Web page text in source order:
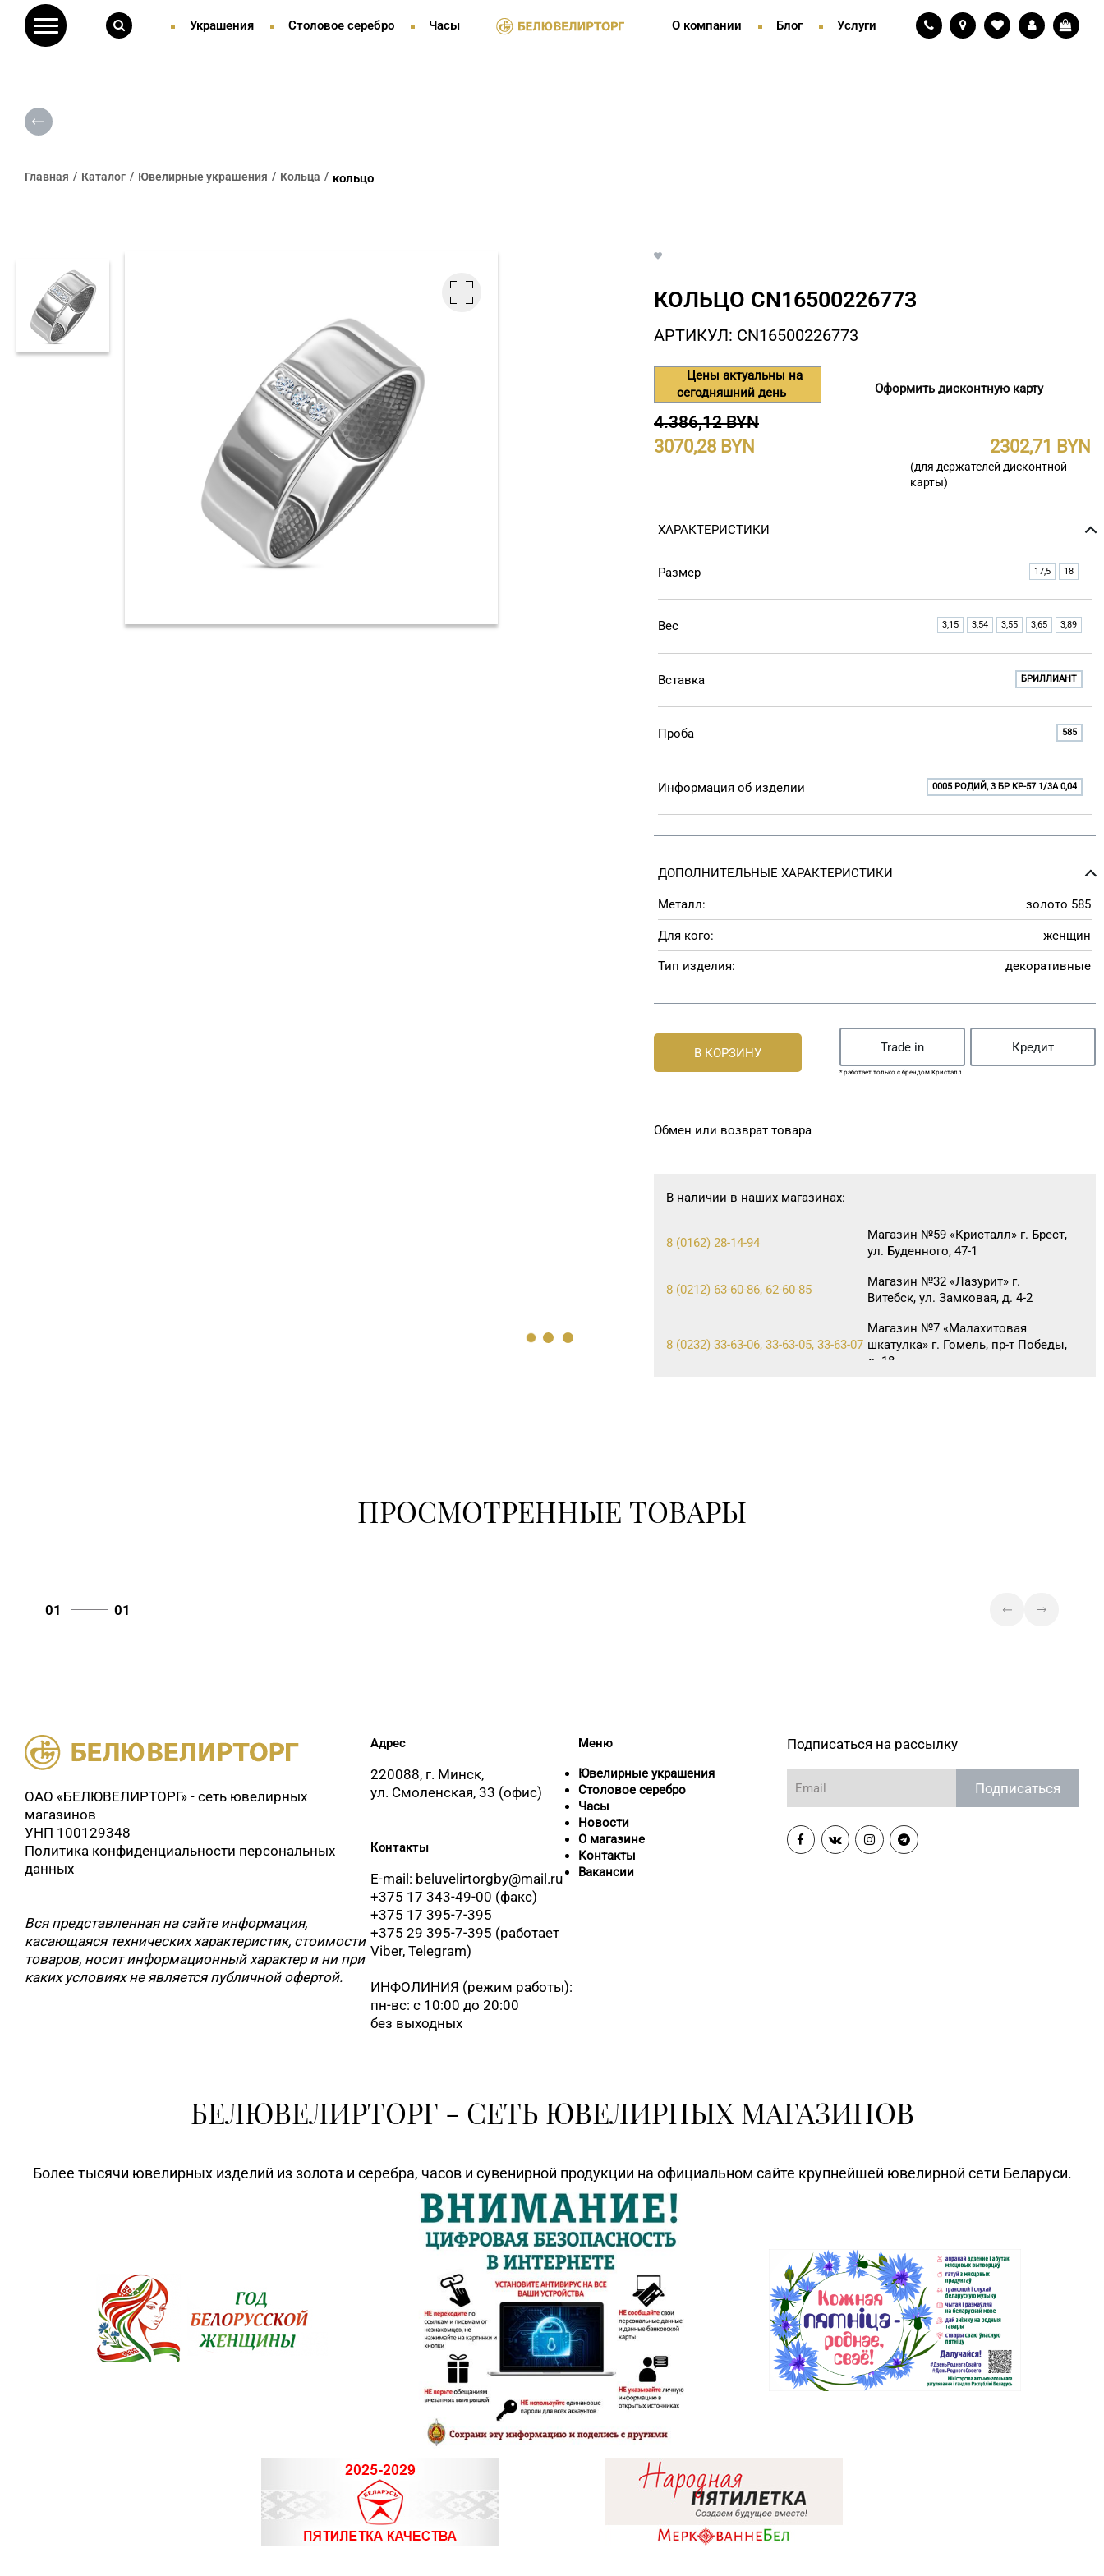
Украшения Столовое серебро Часы О компании Блог Услуги
Главная Каталог Ювелирные украшения Кольца кольцо
КОЛЬЦО СN16500226773
АРТИКУЛ: СN16500226773
Цены актуальны на
сегодняшний день
Оформить дисконтную карту
4.386,12 BYN
3070,28 2302,71
(для держателей дисконтной
карты)
ХАРАКТЕРИСТИКИ
Размер 17,5 18
Вес 3,15 3,54 3,55 3,65 3,89
Вставка БРИЛЛИАНТ
Проба 585
Информация об изделии 0005 РОДИЙ, 3 БР КР-57 1/3A 0,04
ДОПОЛНИТЕЛЬНЫЕ ХАРАКТЕРИСТИКИ
Металл: золото 585
Для кого: женщин
Тип изделия: декоративные
В КОРЗИНУ Trade in Кредит
* работает только с брендом Кристалл
Обмен или возврат товара
В наличии в наших магазинах:
8 (0162) 28-14-94
Магазин №59 «Кристалл» г. Брест,
ул. Буденного, 47-1
8 (0212) 63-60-86, 62-60-85
Магазин №32 «Лазурит» г.
Витебск, ул. Замковая, д. 4-2
8 (0232) 33-63-06, 33-63-05, 33-63-07
Магазин №7 «Малахитовая
шкатулка» г. Гомель, пр-т Победы,
д. 18
8 (0232) 22-88-35, 8 (0232) 22-88-15
ПРОСМОТРЕННЫЕ ТОВАРЫ
01 01
ОАО «БЕЛЮВЕЛИРТОРГ» - сеть ювелирных
магазинов
УНП 100129348
Политика конфиденциальности персональных
данных
Вся представленная на сайте информация,
касающаяся технических характеристик, стоимости
товаров, носит информационный характер и ни при
каких условиях не является публичной офертой.
Адрес
220088, г. Минск,
ул. Смоленская, 33 (офис)
Контакты
E-mail: beluvelirtorgby@mail.ru
+375 17 343-49-00 (факс)
+375 17 395-7-395
+375 29 395-7-395 (работает
Viber, Telegram)
ИНФОЛИНИЯ (режим работы):
пн-вс: с 10:00 до 20:00
без выходных
Меню
Ювелирные украшения
Столовое серебро
Часы
Новости
О магазине
Контакты
Вакансии
Подписаться на рассылку
Подписаться
БЕЛЮВЕЛИРТОРГ - СЕТЬ ЮВЕЛИРНЫХ МАГАЗИНОВ
Более тысячи ювелирных изделий из золота и серебра, часов и сувенирной продукции на официальном сайте крупнейшей ювелирной сети Беларуси.